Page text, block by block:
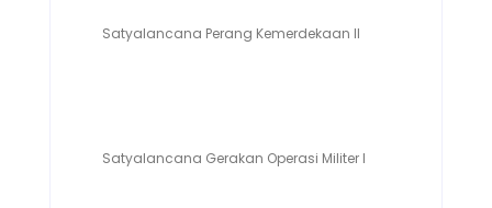
Satyalancana Perang Kemerdekaan II
Satyalancana Gerakan Operasi Militer I